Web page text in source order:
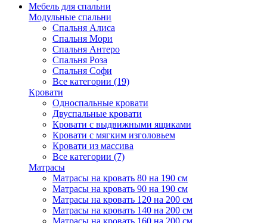
Мебель для спальни
Модульные спальни
Спальня Алиса
Спальня Мори
Спальня Антеро
Спальня Роза
Спальня Софи
Все категории (19)
Кровати
Односпальные кровати
Двуспальные кровати
Кровати с выдвижными ящиками
Кровати с мягким изголовьем
Кровати из массива
Все категории (7)
Матрасы
Матрасы на кровать 80 на 190 см
Матрасы на кровать 90 на 190 см
Матрасы на кровать 120 на 200 см
Матрасы на кровать 140 на 200 см
Матрасы на кровать 160 на 200 см